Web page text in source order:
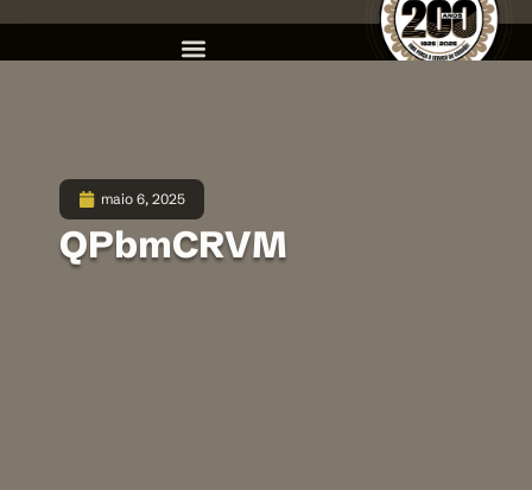
maio 6, 2025
QPbmCRVM